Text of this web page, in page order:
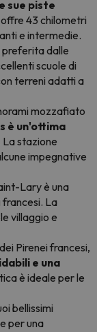
sue piste
43 chilometri
e intermedie.
preferita dalle
scuole di
terreni adatti a
mozzafiato
è un'ottima
La stazione
impegnative
Lary è una
francesi. La
villaggio e
Pirenei francesi,
e una
è ideale per le
bellissimi
per una